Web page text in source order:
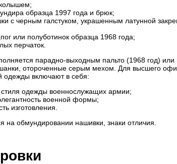
образца 1997 года и брюк;
с черным галстуком, украшенным латунной
или полуботинок образца 1968 года;
перчаток.
парадно-выходным пальто (1968 год)
отороченные серым мехом. Для высшего
одежды включают в себя:
одежды военнослужащих армии;
военной формы;
изготовления.
на обмундировании нашивки, знаки отличия.